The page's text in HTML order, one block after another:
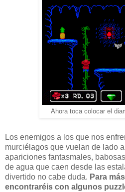
Ahora toca colocar el
Los enemigos a los que nos
murciélagos que vuelan de lado
apariciones fantasmales,
de agua que caen desde las
divertido no cabe duda. Para
encontraréis con algunos